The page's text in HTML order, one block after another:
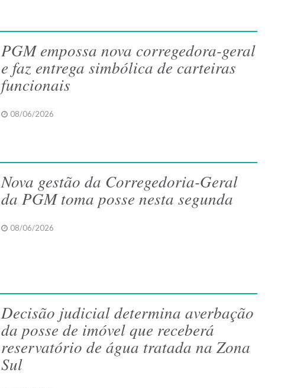
PGM empossa nova corregedora-geral
e faz entrega simbólica de carteiras
funcionais
08/06/2026
Nova gestão da Corregedoria-Geral
da PGM toma posse nesta segunda
08/06/2026
Decisão judicial determina averbação
da posse de imóvel que receberá
reservatório de água tratada na Zona
Sul